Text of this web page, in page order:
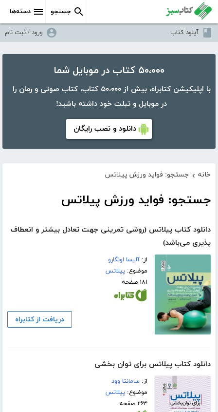
دسته‌ها جستجو
آپلود کتاب ورود / ثبت نام
۵۰،۰۰۰ کتاب در موبایل شما
با اپلیکیشن کتابراه، بیش از ۵۰،۰۰۰ کتاب، کتاب صوتی و رمان را
در موبایل و تبلت خود داشته باشید!
دانلود و نصب رایگان
خانه › جستجو: فواید ورزش پیلاتس
جستجو: فواید ورزش پیلاتس
دانلود کتاب پیلاتس (روشی تمرینی جهت تعادل بیشتر و انعطاف
پذیری می‌باشد)
از:آلیسا اونگارو
موضوع:پیلاتس
۱۸۱ صفحه
دریافت از کتابراه
دانلود کتاب پیلاتس برای توان بخشی
از:سامانتا وود
موضوع:پیلاتس
۲۶۳ صفحه